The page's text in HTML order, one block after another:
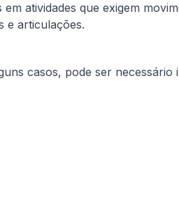
atividades que exigem
e articulações.
casos, pode ser necessário